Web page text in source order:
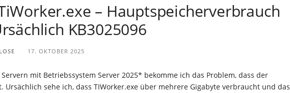
– Hauptspeicherverbrauch
KB3025096
17. OKTOBER 2025
mit Betriebssystem Server 2025* bekomme ich das Problem, dass der
Ursächlich sehe ich, dass TIWorker.exe über mehrere Gigabyte verbraucht und das